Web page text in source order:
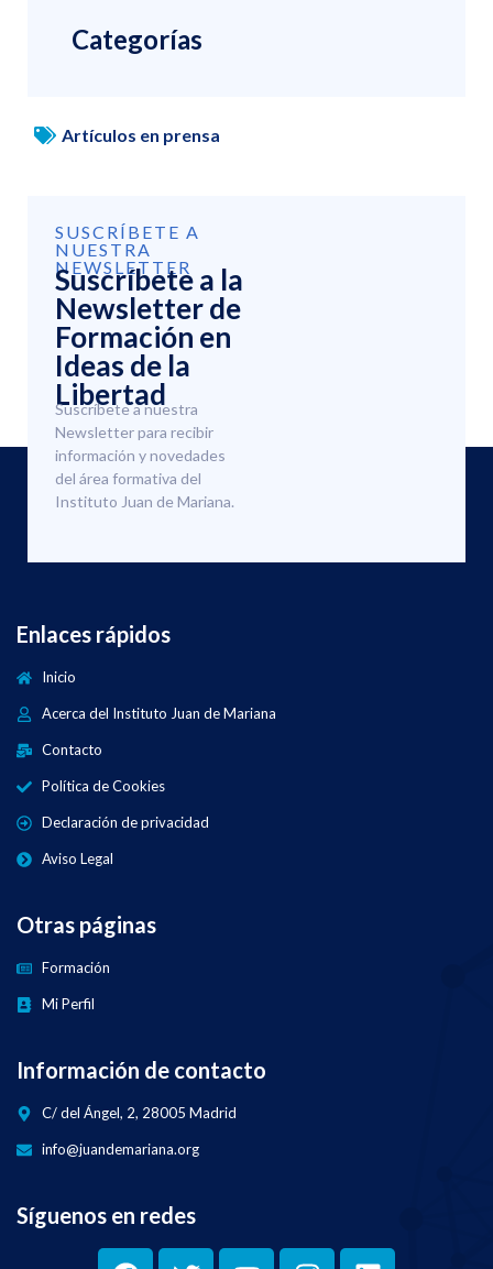
Categorías
Artículos en prensa
SUSCRÍBETE A
NUESTRA
NEWSLETTER
Suscríbete a la
Newsletter de
Formación en
Ideas de la
Libertad
Suscríbete a nuestra
Newsletter para recibir
información y novedades
del área formativa del
Instituto Juan de Mariana.
Enlaces rápidos
Inicio
Acerca del Instituto Juan de Mariana
Contacto
Política de Cookies
Declaración de privacidad
Aviso Legal
Otras páginas
Formación
Mi Perfil
Información de contacto
C/ del Ángel, 2, 28005 Madrid
info@juandemariana.org
Síguenos en redes